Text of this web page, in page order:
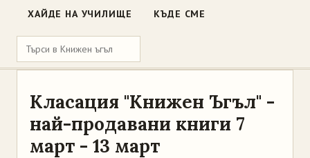
ХАЙДЕ НА УЧИЛИЩЕ КЪДЕ СМЕ
Класация "Книжен Ъгъл" -
най-продавани книги 7
март - 13 март